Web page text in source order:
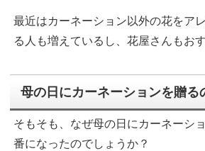
最近はカーネーション以外の花をア
る人も増えているし、花屋さんもお
母の日にカーネーションを贈る
そもそも、なぜ母の日にカーネーシ
番になったのでしょうか？